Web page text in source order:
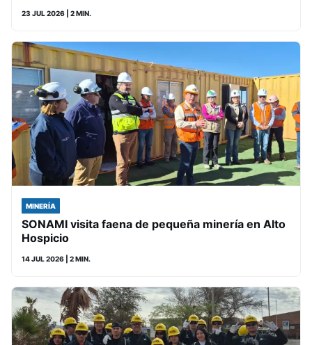
23 JUL 2026 | 2 MIN.
MINERÍA
SONAMI visita faena de pequeña minería en Alto
Hospicio
14 JUL 2026 | 2 MIN.